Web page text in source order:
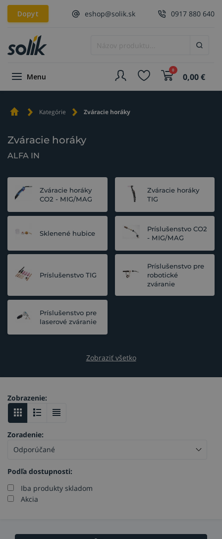
Dopyt eshop@solik.sk 0917 880 640
Menu
0
0,00€
Kategórie Zváracie horáky
Zváracie horáky
ALFA IN
Zváracie horáky
CO2 - MIG/MAG
Zváracie horáky
TIG
Sklenené hubice
Príslušenstvo CO2
- MIG/MAG
Príslušenstvo TIG
Príslušenstvo pre
robotické
zváranie
Príslušenstvo pre
laserové zváranie
Zobraziť všetko
Podľa dostupnosti:
Iba produkty skladom
Akcia
Zoradenie:
Zobrazenie: